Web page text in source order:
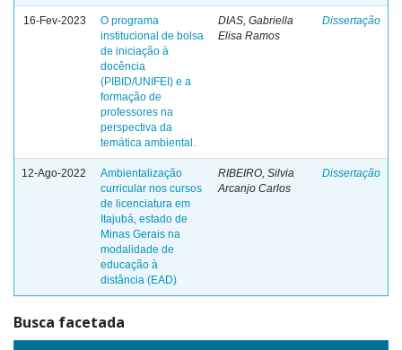
16-Fev-2023
O programa
institucional de bolsa
de iniciação à
docência
(PIBID/UNIFEI) e a
formação de
professores na
perspectiva da
temática ambiental.
DIAS, Gabriella
Elisa Ramos
Dissertação
12-Ago-2022
Ambientalização
curricular nos cursos
de licenciatura em
Itajubá, estado de
Minas Gerais na
modalidade de
educação à
distância (EAD)
RIBEIRO, Silvia
Arcanjo Carlos
Dissertação
Busca facetada